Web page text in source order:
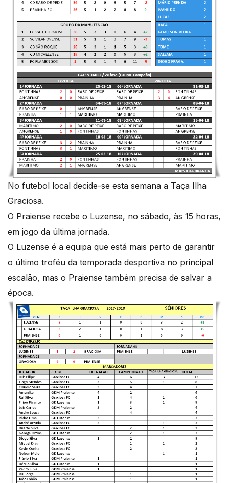
No futebol local decide-se esta semana a Taça Ilha
Graciosa.
O Praiense recebe o Luzense, no sábado, às 15 horas,
em jogo da última jornada.
O Luzense é a equipa que está mais perto de garantir
o último troféu da temporada desportiva no principal
escalão, mas o Praiense também precisa de salvar a
época.